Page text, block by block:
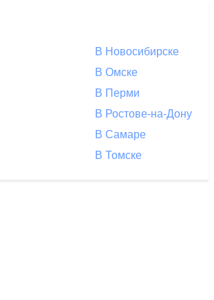
В Новосибирске
В Омске
В Перми
В Ростове-на-Дону
В Самаре
В Томске